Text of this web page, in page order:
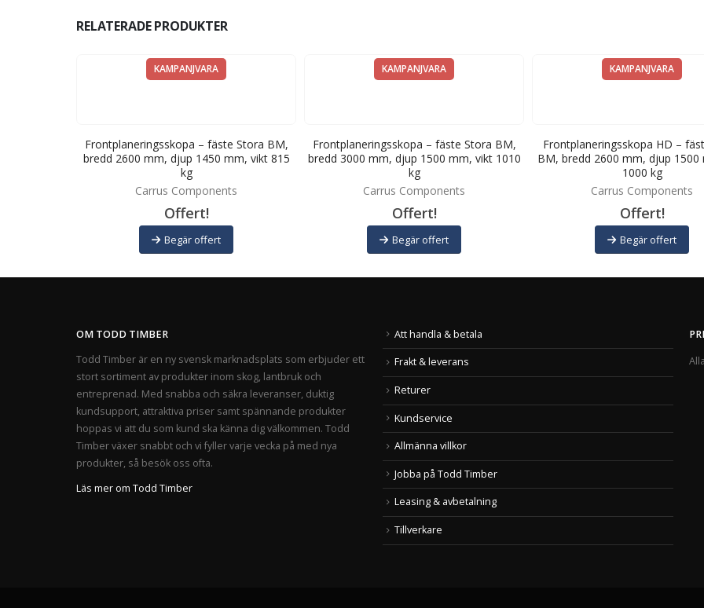
RELATERADE PRODUKTER
KAMPANJVARA
Frontplaneringsskopa – fäste Stora BM,
bredd 2600 mm, djup 1450 mm, vikt 815
kg
Carrus Components
Offert!
Begär offert
KAMPANJVARA
Frontplaneringsskopa – fäste Stora BM,
bredd 3000 mm, djup 1500 mm, vikt 1010
kg
Carrus Components
Offert!
Begär offert
KAMPANJVARA
Frontplaneringsskopa HD –
BM, bredd 2600 mm, djup 1500
1000 kg
Carrus Components
Offert!
Begär offert
OM TODD TIMBER
Todd Timber är en ny svensk marknadsplats som erbjuder ett
stort sortiment av produkter inom skog, lantbruk och
entreprenad. Med snabba och säkra leveranser, duktig
kundsupport, attraktiva priser samt spännande produkter
hoppas vi att du som kund ska känna dig välkommen. Todd
Timber växer snabbt och vi fyller varje vecka på med nya
produkter, så besök oss ofta.
Läs mer om Todd Timber
Att handla & betala
Frakt & leverans
Returer
Kundservice
Allmänna villkor
Jobba på Todd Timber
Leasing & avbetalning
Tillverkare